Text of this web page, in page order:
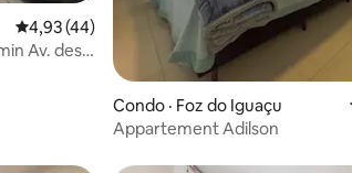
Note moyenne de 4,93 sur 5, 44
4,93 (44)
Av. des
Condo · Foz do Iguaçu
Appartement Adilson